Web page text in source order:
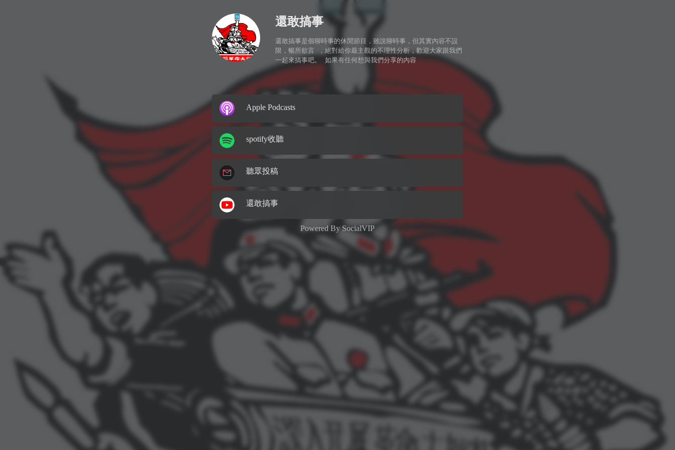
還敢搞事
還敢搞事是個聊時事的休閒節目，雖說聊時事，但其實內容不設
限，暢所欲言 ，絕對給你最主觀的不理性分析，歡迎大家跟我們
一起來搞事吧。 如果有任何想與我們分享的內容
‎Apple Podcasts
spotify收聽
聽眾投稿
還敢搞事
Powered BySocialVIP